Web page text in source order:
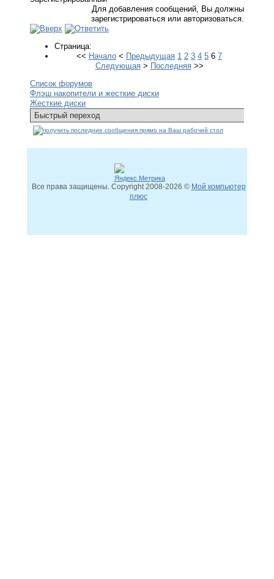
Для добавления сообщений, Вы должны
зарегистрироваться или авторизоваться.
Страница:
<< Начало < Предыдущая 1 2 3 4 5 6 7
Следующая> Последняя>>
Список форумов
Флэш накопители и жесткие диски
Жесткие диски
Все права защищены. Copyright2008-2026 © Мой компьютер
плюс